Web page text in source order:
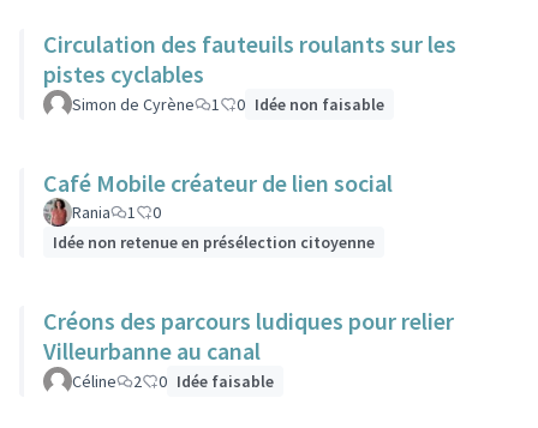
Circulation des fauteuils roulants sur les
pistes cyclables
Simon de Cyrène 1 0 Idée non faisable
Café Mobile créateur de lien social
Rania 1
0
Idée non retenue en présélection citoyenne
Créons des parcours ludiques pour relier
Villeurbanne au canal
Céline 2 0 Idée faisable